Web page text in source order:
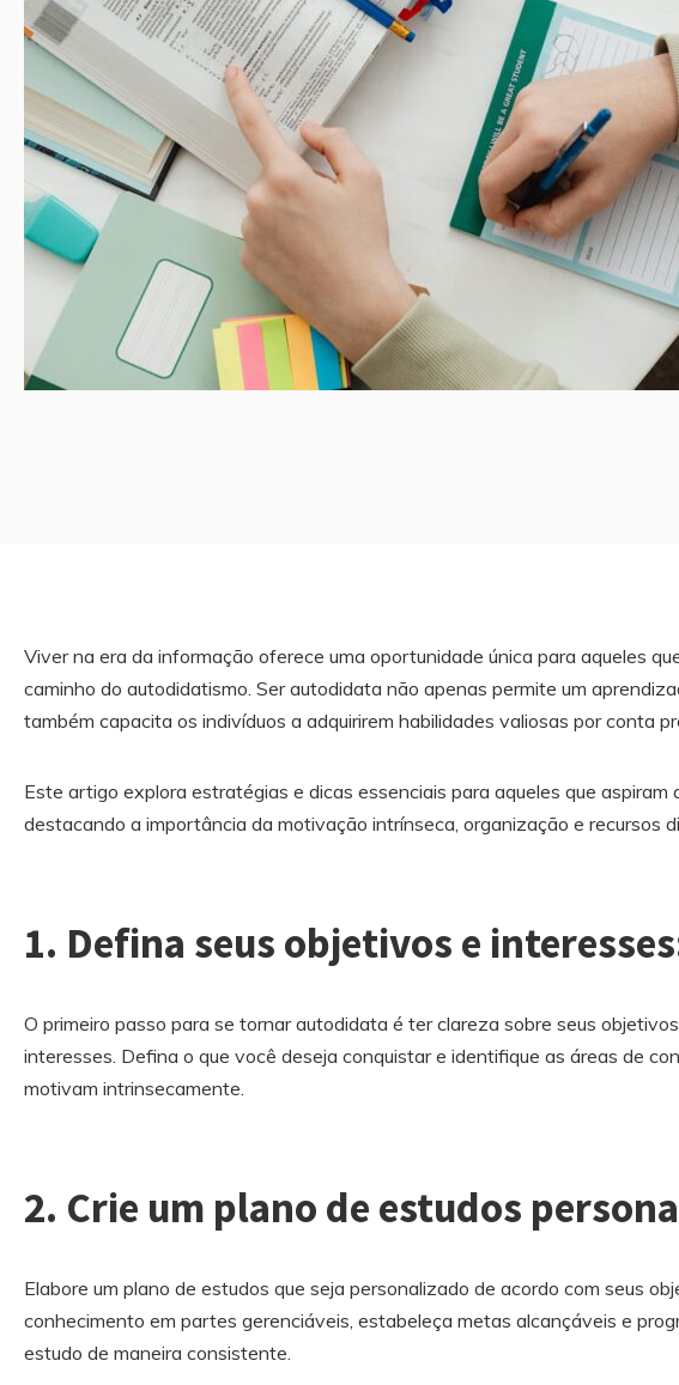
Viver na era da informação oferece uma oportunidade única para aqueles
caminho do autodidatismo. Ser autodidata não apenas permite um
também capacita os indivíduos a adquirirem habilidades valiosas por conta
Este artigo explora estratégias e dicas essenciais para aqueles que aspiram
destacando a importância da motivação intrínseca, organização e recursos
1. Defina seus objetivos e
O primeiro passo para se tornar autodidata é ter clareza sobre seus
interesses. Defina o que você deseja conquistar e identifique as áreas de
motivam intrinsecamente.
2. Crie um plano de estudos
Elabore um plano de estudos que seja personalizado de acordo com seus
conhecimento em partes gerenciáveis, estabeleça metas alcançáveis e
estudo de maneira consistente.